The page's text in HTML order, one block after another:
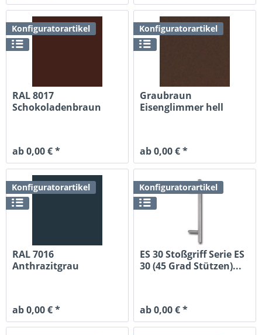
Konfiguratorartikel
RAL 8017
Schokoladenbraun
ab 0,00 € *
Konfiguratorartikel
Graubraun
Eisenglimmer hell
ab 0,00 € *
Konfiguratorartikel
RAL 7016
Anthrazitgrau
ab 0,00 € *
Konfiguratorartikel
ES 30 Stoßgriff Serie ES
30 (45 Grad Stützen)...
ab 0,00 € *